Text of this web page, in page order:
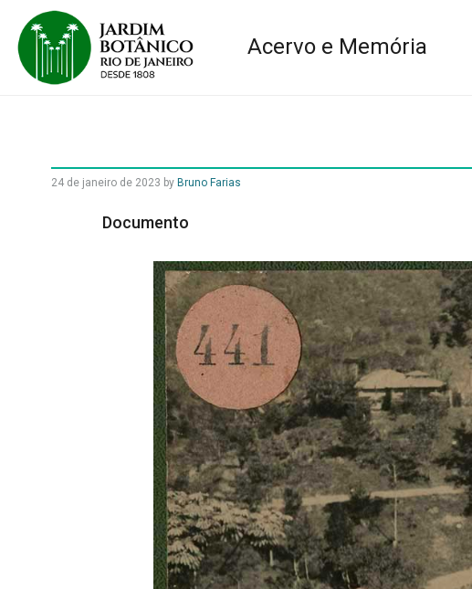
Acervo e Memória
24 de janeiro de 2023 by Bruno Farias
Documento